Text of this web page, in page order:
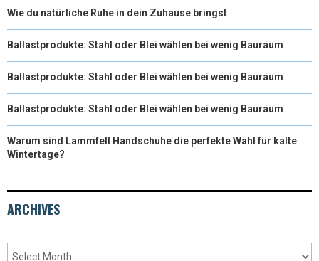
Wie du natürliche Ruhe in dein Zuhause bringst
Ballastprodukte: Stahl oder Blei wählen bei wenig Bauraum
Ballastprodukte: Stahl oder Blei wählen bei wenig Bauraum
Ballastprodukte: Stahl oder Blei wählen bei wenig Bauraum
Warum sind Lammfell Handschuhe die perfekte Wahl für kalte
Wintertage?
ARCHIVES